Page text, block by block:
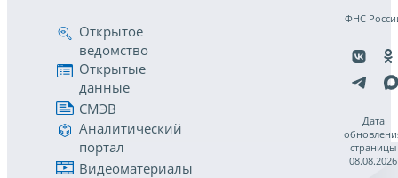
Открытое
ведомство
Открытые
данные
СМЭВ
Аналитический
портал
Видеоматериалы
ФНС
Дата
страницы
08.08.2026